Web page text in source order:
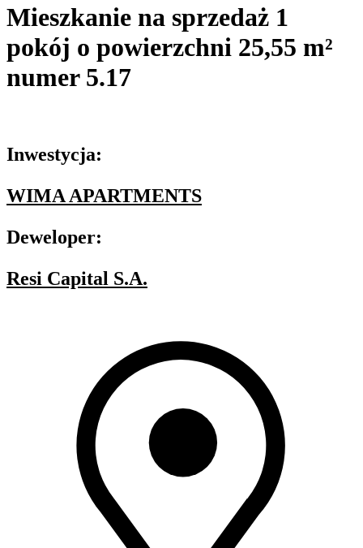
Mieszkanie na sprzedaż 1
pokój o powierzchni 25,55 m²
numer 5.17
Inwestycja:
WIMA APARTMENTS
Deweloper:
Resi Capital S.A.